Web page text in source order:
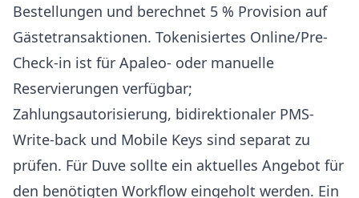
Bestellungen und berechnet 5 % Provision auf
Gästetransaktionen. Tokenisiertes Online/Pre-
Check-in ist für Apaleo- oder manuelle
Reservierungen verfügbar;
Zahlungsautorisierung, bidirektionaler PMS-
Write-back und Mobile Keys sind separat zu
prüfen. Für Duve sollte ein aktuelles Angebot für
den benötigten Workflow eingeholt werden. Ein